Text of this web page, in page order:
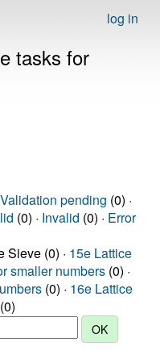
log in
tasks for
Validation pending (0) ·
(0) · Invalid (0) · Error
Sieve (0) · 15e Lattice
smaller numbers (0) ·
(0) · 16e Lattice
(0)